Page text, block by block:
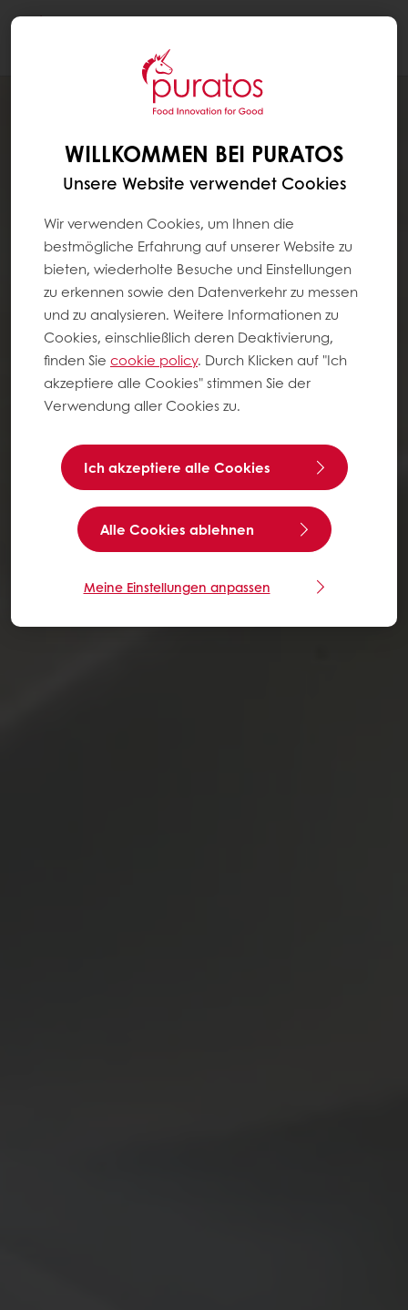
WILLKOMMEN BEI PURATOS
Unsere Website verwendet Cookies
Wir verwenden Cookies, um Ihnen die
bestmögliche Erfahrung auf unserer Website zu
bieten, wiederholte Besuche und Einstellungen
zu erkennen sowie den Datenverkehr zu messen
und zu analysieren. Weitere Informationen zu
Cookies, einschließlich deren Deaktivierung,
finden Sie cookie policy. Durch Klicken auf "Ich
akzeptiere alle Cookies" stimmen Sie der
Verwendung aller Cookies zu.
Ich akzeptiere alle Cookies
Alle Cookies ablehnen
Meine Einstellungen anpassen